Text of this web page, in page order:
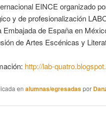
EINCE organizado
y de profesionalización
Embajada de España en
de Artes Escénicas y
http://lab-
en alumnas/egresadaspor